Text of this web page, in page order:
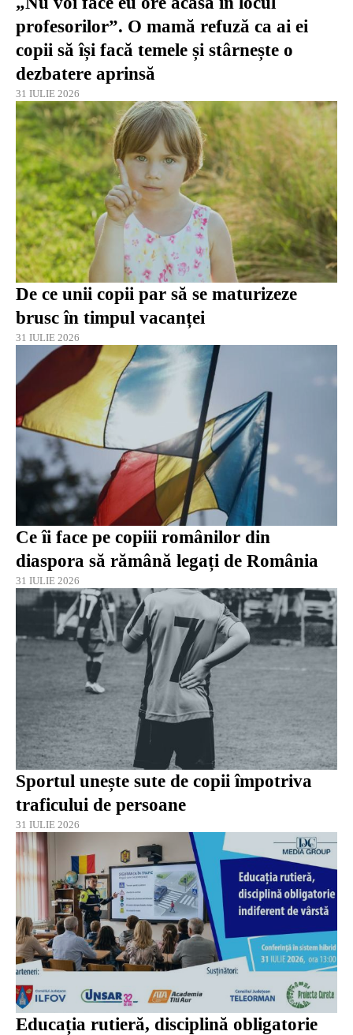
profesorilor”. O mamă refuză ca ai ei
copii să își facă temele și stârnește o
dezbatere aprinsă
31 IULIE 2026
De ce unii copii par să se maturizeze
brusc în timpul vacanței
31 IULIE 2026
Ce îi face pe copiii românilor din
diaspora să rămână legați de România
31 IULIE 2026
Sportul unește sute de copii împotriva
traficului de persoane
31 IULIE 2026
Educația rutieră, disciplină obligatorie